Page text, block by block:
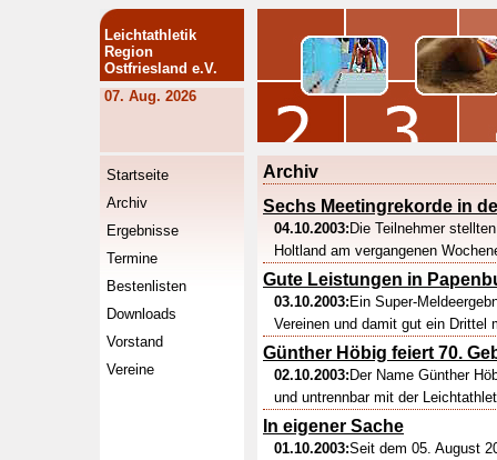
Leichtathletik
Region
Ostfriesland e.V.
07. Aug. 2026
Startseite
Archiv
Ergebnisse
Termine
Bestenlisten
Downloads
Vorstand
Vereine
Archiv
Sechs Meetingrekorde in
04.10.2003: Die Teilnehmer
Holtland am vergangenen
Gute Leistungen in
03.10.2003: Ein Super-
Vereinen und damit gut ein Drittel
Günther Höbig feiert 70.
02.10.2003: Der Name Günther
und untrennbar mit der
In eigener Sache
01.10.2003:Seit dem 05. August